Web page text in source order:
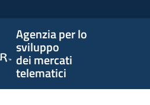
Agenzia per lo
sviluppo
dei mercati
telematici